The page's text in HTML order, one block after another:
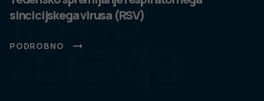
zdravje
sincicijskega virusa (RSV)
PODROBNO